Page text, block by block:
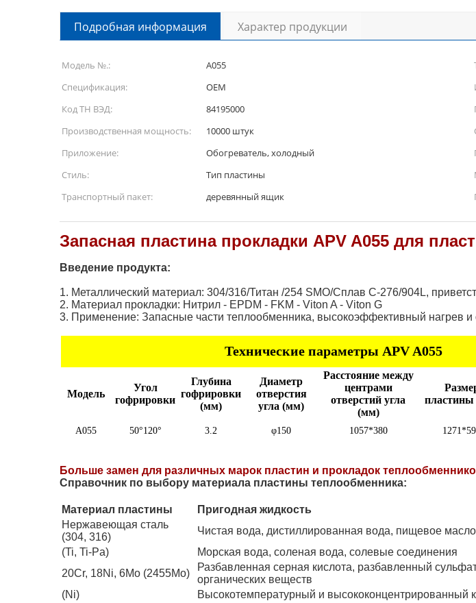
Подробная информация Характер продукции
Модель №.: A055
Спецификация:
OEM
Код ТН ВЭД:
84195000
Производственная мощность:
10000 штук
Приложение:
Обогреватель, холодный
Стиль:
Тип пластины
Транспортный пакет:
деревянный ящик
Запасная пластина прокладки APV A055 для
Введение продукта:
1. Металлический материал: 304/316/Титан /254 SMO/Сплав C-276/904L,
2. Материал прокладки: Нитрил - EPDM - FKM - Viton A - Viton G
3. Применение: Запасные части теплообменника, высокоэффективный нагрев
Технические параметры APV A055
Модель
Угол
гофрировки
Глубина
гофрировки
(мм)
Диаметр
отверстия
угла (мм)
Расстояние между
центрами
отверстий угла
(мм)
A055 50°120° 3.2 φ150 1057*380
Больше замен для различных марок пластин и прокладок
Справочник по выбору материала пластины теплообменника:
Материал пластины
Пригодная жидкость
Нержавеющая сталь
(304, 316)
Чистая вода, дистиллированная вода, пищевое
(Ti, Ti-Pa)
Морская вода, соленая вода, солевые соединения
20Cr, 18Ni, 6Mo (2455Mo)
Разбавленная серная кислота, разбавленный
органических веществ
(Ni)
Высокотемпературный и высококонцентрированный